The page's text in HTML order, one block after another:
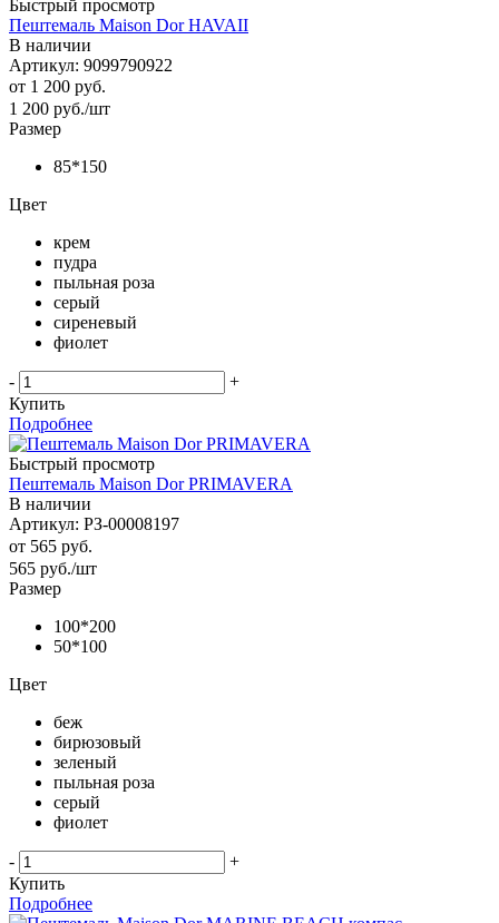
Быстрый просмотр
Пештемаль Maison Dor HAVAII
В наличии
Артикул: 9099790922
от 1 200 руб.
1 200 руб./шт
Размер
85*150
Цвет
крем
пудра
пыльная роза
серый
сиреневый
фиолет
-
+
Купить
Подробнее
Быстрый просмотр
Пештемаль Maison Dor PRIMAVERA
В наличии
Артикул: РЗ-00008197
от 565 руб.
565 руб./шт
Размер
100*200
50*100
Цвет
беж
бирюзовый
зеленый
пыльная роза
серый
фиолет
-
+
Купить
Подробнее